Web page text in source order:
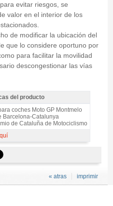
evitar riesgos, se
valor en el interior de los
de modificar la ubicación del
que lo considere oportuno por
para facilitar la movilidad
descongestionar las vías
VIP Parking COCHE/MOTO 2027 -
del producto
del producto
coches Moto GP Montmelo
Barcelona-Catalunya
de Cataluña de Motociclismo
imprimir
« atras